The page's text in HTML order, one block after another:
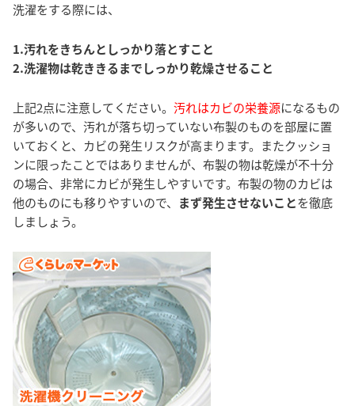
洗濯をする際には、
1.汚れをきちんとしっかり落とすこと
2.洗濯物は乾ききるまでしっかり乾燥させること
上記2点に注意してください。 汚れはカビの栄養源になるもの
が多いので、汚れが落ち切っていない布製のものを部屋に置
いておくと、カビの発生リスクが高まります。またクッショ
ンに限ったことではありませんが、布製の物は乾燥が不十分
の場合、非常にカビが発生しやすいです。布製の物のカビは
他のものにも移りやすいので、 まず発生させないことを徹底
しましょう。